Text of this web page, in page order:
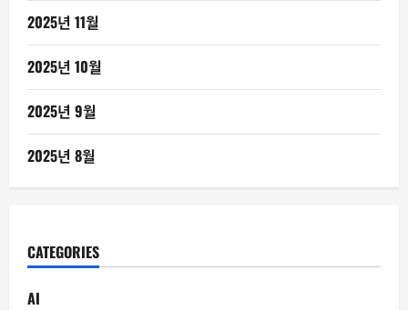
2025년 11월
2025년 10월
2025년 9월
2025년 8월
CATEGORIES
AI